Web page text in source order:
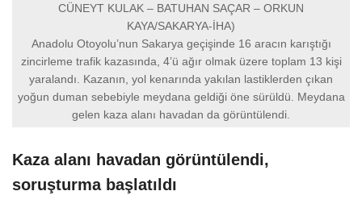
CÜNEYT KULAK – BATUHAN SAÇAR – ORKUN
KAYA/SAKARYA-İHA)
Anadolu Otoyolu’nun Sakarya geçişinde 16 aracın karıştığı
zincirleme trafik kazasında, 4’ü ağır olmak üzere toplam 13 kişi
yaralandı. Kazanın, yol kenarında yakılan lastiklerden çıkan
yoğun duman sebebiyle meydana geldiği öne sürüldü. Meydana
gelen kaza alanı havadan da görüntülendi.
Kaza alanı havadan görüntülendi,
soruşturma başlatıldı